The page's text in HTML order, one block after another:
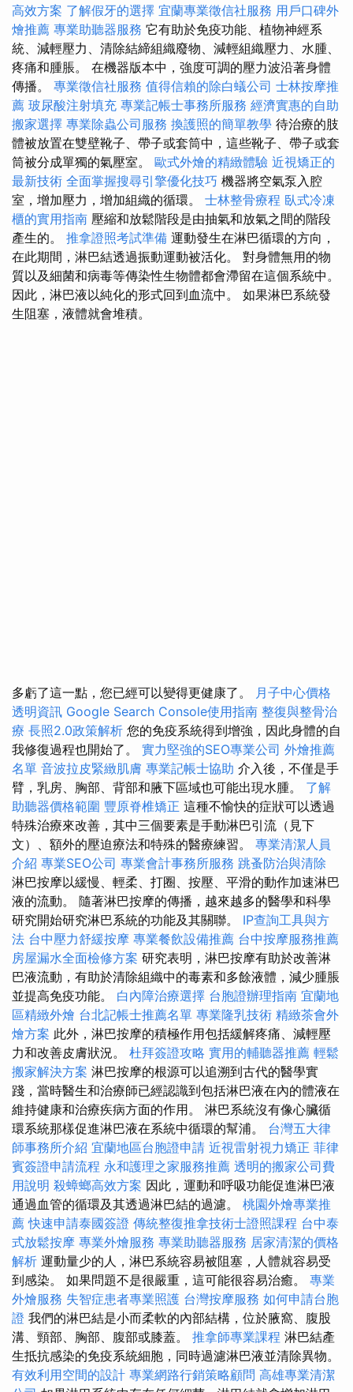
高效方案 了解假牙的選擇 宜蘭專業徵信社服務 用戶口碑外
燴推薦 專業助聽器服務 它有助於免疫功能、植物神經系
統、減輕壓力、清除結締組織廢物、減輕組織壓力、水腫、
疼痛和腫脹。 在機器版本中，強度可調的壓力波沿著身體
傳播。 專業徵信社服務 值得信賴的除白蟻公司 士林按摩推
薦 玻尿酸注射填充 專業記帳士事務所服務 經濟實惠的自助
搬家選擇 專業除蟲公司服務 換護照的簡單教學 待治療的肢
體被放置在雙壁靴子、帶子或套筒中，這些靴子、帶子或套
筒被分成單獨的氣壓室。 歐式外燴的精緻體驗 近視矯正的
最新技術 全面掌握搜尋引擎優化技巧 機器將空氣泵入腔
室，增加壓力，增加組織的循環。 士林整骨療程 臥式冷凍
櫃的實用指南 壓縮和放鬆階段是由抽氣和放氣之間的階段
產生的。 推拿證照考試準備 運動發生在淋巴循環的方向，
在此期間，淋巴結透過振動運動被活化。 對身體無用的物
質以及細菌和病毒等傳染性生物體都會滯留在這個系統中。
因此，淋巴液以純化的形式回到血流中。 如果淋巴系統發
生阻塞，液體就會堆積。
多虧了這一點，您已經可以變得更健康了。 月子中心價格
透明資訊 Google Search Console使用指南 整復與整骨治
療 長照2.0政策解析 您的免疫系統得到增強，因此身體的自
我修復過程也開始了。 實力堅強的SEO專業公司 外燴推薦
名單 音波拉皮緊緻肌膚 專業記帳士協助 介入後，不僅是手
臂，乳房、胸部、背部和腋下區域也可能出現水腫。 了解
助聽器價格範圍 豐原脊椎矯正 這種不愉快的症狀可以透過
特殊治療來改善，其中三個要素是手動淋巴引流（見下
文）、額外的壓迫療法和特殊的醫療練習。 專業清潔人員
介紹 專業SEO公司 專業會計事務所服務 跳蚤防治與清除
淋巴按摩以緩慢、輕柔、打圈、按壓、平滑的動作加速淋巴
液的流動。 隨著淋巴按摩的傳播，越來越多的醫學和科學
研究開始研究淋巴系統的功能及其關聯。 IP查詢工具與方
法 台中壓力舒緩按摩 專業餐飲設備推薦 台中按摩服務推薦
房屋漏水全面檢修方案 研究表明，淋巴按摩有助於改善淋
巴液流動，有助於清除組織中的毒素和多餘液體，減少腫脹
並提高免疫功能。 白內障治療選擇 台胞證辦理指南 宜蘭地
區精緻外燴 台北記帳士推薦名單 專業隆乳技術 精緻茶會外
燴方案 此外，淋巴按摩的積極作用包括緩解疼痛、減輕壓
力和改善皮膚狀況。 杜拜簽證攻略 實用的輔聽器推薦 輕鬆
搬家解決方案 淋巴按摩的根源可以追溯到古代的醫學實
踐，當時醫生和治療師已經認識到包括淋巴液在內的體液在
維持健康和治療疾病方面的作用。 淋巴系統沒有像心臟循
環系統那樣促進淋巴液在系統中循環的幫浦。 台灣五大律
師事務所介紹 宜蘭地區台胞證申請 近視雷射視力矯正 菲律
賓簽證申請流程 永和護理之家服務推薦 透明的搬家公司費
用說明 殺蟑螂高效方案 因此，運動和呼吸功能促進淋巴液
通過血管的循環及其透過淋巴結的過濾。 桃園外燴專業推
薦 快速申請泰國簽證 傳統整復推拿技術士證照課程 台中泰
式放鬆按摩 專業外燴服務 專業助聽器服務 居家清潔的價格
解析 運動量少的人，淋巴系統容易被阻塞，人體就容易受
到感染。 如果問題不是很嚴重，這可能很容易治癒。 專業
外燴服務 失智症患者專業照護 台灣按摩服務 如何申請台胞
證 我們的淋巴結是小而柔軟的內部結構，位於腋窩、腹股
溝、頸部、胸部、腹部或膝蓋。 推拿師專業課程 淋巴結產
生抵抗感染的免疫系統細胞，同時過濾淋巴液並清除異物。
有效利用空間的設計 專業網路行銷策略顧問 高雄專業清潔